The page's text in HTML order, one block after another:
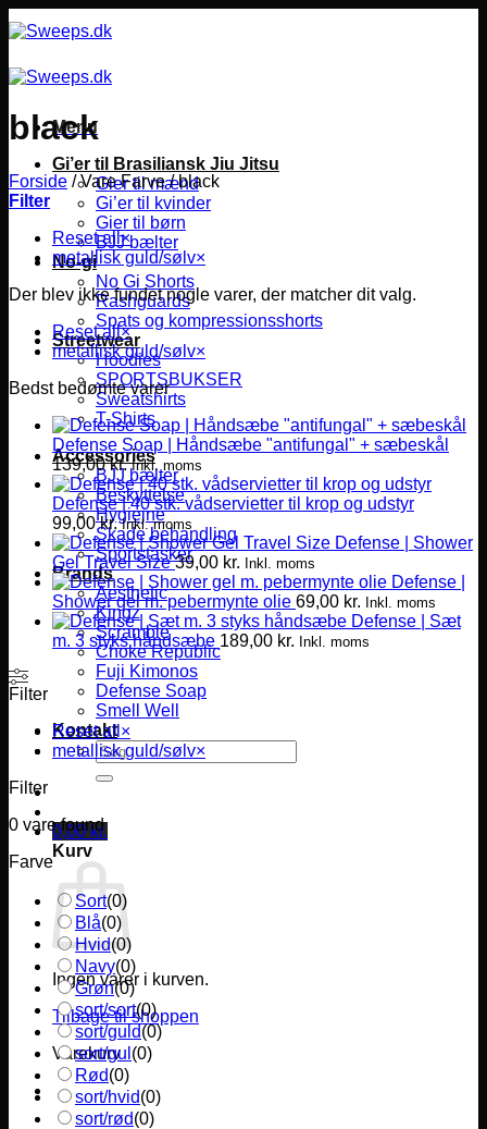
til
Menu
Gi’er til Brasiliansk Jiu Jitsu
Gier til mænd
Gi’er til kvinder
Gier til børn
BJJ bælter
No-gi
No Gi Shorts
Rashguards
Spats og kompressionsshorts
Streetwear
Hoodies
SPORTSBUKSER
Sweatshirts
T-Shirts
Accessories
BJJ bælter
Beskyttelse
Hygiejne
Skade behandling
Sportstasker
Brands
Aesthetic
Kingz
Scramble
Choke Republic
Fuji Kimonos
Defense Soap
Smell Well
Kontakt
Søg
efter:
0,00 kr.
Kurv
Ingen varer i kurven.
Tilbage til shoppen
Varekurv
black
Forside /Vare Farve/black
Filter
Reset all×
metallisk guld/sølv×
Der blev ikke fundet nogle varer, der matcher dit valg.
Reset all×
metallisk guld/sølv×
Bedst bedømte varer
Defense Soap | Håndsæbe "antifungal" + sæbeskål
139,00kr. Inkl. moms
Defense | 40 stk. vådservietter til krop og udstyr
99,00kr. Inkl. moms
Defense | Shower
Gel Travel Size 39,00 kr. Inkl. moms
Defense |
Shower gel m. pebermynte olie 69,00 kr. Inkl. moms
Defense | Sæt
m. 3 styks håndsæbe 189,00 kr. Inkl. moms
Filter
Reset all ×
metallisk guld/sølv×
Filter
0 vare found
Farve
Sort(0)
Blå(0)
Hvid(0)
Navy(0)
Grøn(0)
sort/sort(0)
sort/guld(0)
sort/gul (0)
Rød(0)
sort/hvid(0)
sort/rød(0)